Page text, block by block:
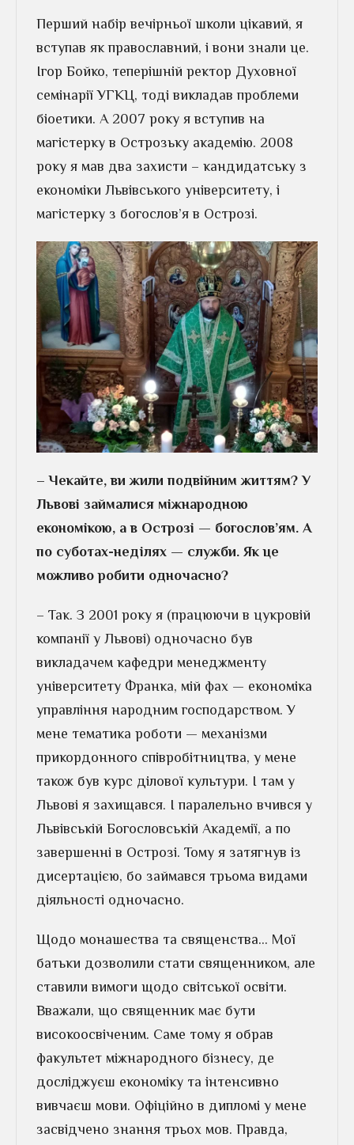
Перший набір вечірньої школи цікавий, я
вступав як православний, і вони знали це.
Ігор Бойко, теперішній ректор Духовної
семінарії УГКЦ, тоді викладав проблеми
біоетики. А 2007 року я вступив на
магістерку в Острозьку академію. 2008
року я мав два захисти – кандидатську з
економіки Львівського університету, і
магістерку з богослов’я в Острозі.
– Чекайте, ви жили подвійним життям? У
Львові займалися міжнародною
економікою, а в Острозі — богослов’ям. А
по суботах-неділях — служби. Як це
можливо робити одночасно?
– Так. З 2001 року я (працюючи в цукровій
компанії у Львові) одночасно був
викладачем кафедри менеджменту
університету Франка, мій фах — економіка
управління народним господарством. У
мене тематика роботи — механізми
прикордонного співробітництва, у мене
також був курс ділової культури. І там у
Львові я захищався. І паралельно вчився у
Львівській Богословській Академії, а по
завершенні в Острозі. Тому я затягнув із
дисертацією, бо займався трьома видами
діяльності одночасно.
Щодо монашества та священства… Мої
батьки дозволили стати священником, але
ставили вимоги щодо світської освіти.
Вважали, що священник має бути
високоосвіченим. Саме тому я обрав
факультет міжнародного бізнесу, де
досліджуєш економіку та інтенсивно
вивчаєш мови. Офіційно в дипломі у мене
засвідчено знання трьох мов. Правда,